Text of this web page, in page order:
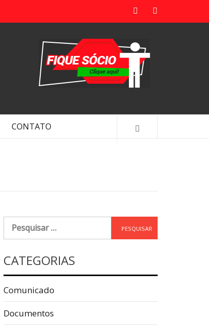
CONTATO
CATEGORIAS
Comunicado
Documentos